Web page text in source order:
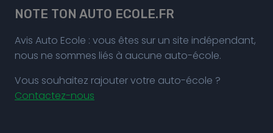
NOTE TON AUTO ECOLE.FR
Avis Auto Ecole : vous êtes sur un site indépendant,
nous ne sommes liés à aucune auto-école.
Vous souhaitez rajouter votre auto-école ?
Contactez-nous